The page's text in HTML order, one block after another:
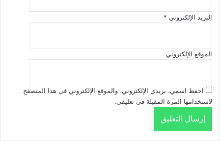
البريد الإلكتروني *
الموقع الإلكتروني
احفظ اسمي، بريدي الإلكتروني، والموقع الإلكتروني في هذا المتصفح
لاستخدامها المرة المقبلة في تعليقي.